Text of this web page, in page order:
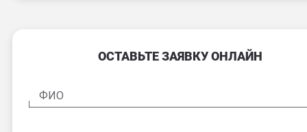
ОСТАВЬТЕ ЗАЯВКУ ОНЛАЙН
ФИО